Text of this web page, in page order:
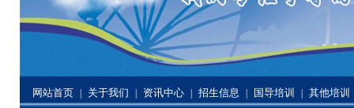
网站首页 关于我们 资讯中心 招生信息 国导培训 其他培训